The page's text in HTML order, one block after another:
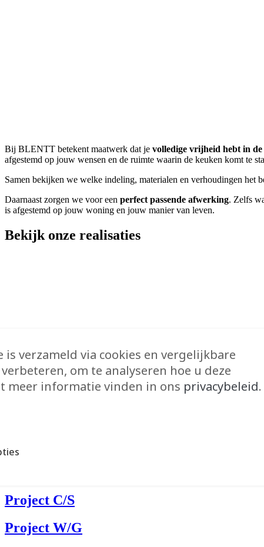
Bij BLENTT betekent maatwerk dat je volledige vrijheid hebt in
afgestemd op jouw wensen en de ruimte waarin de keuken komt te
Samen bekijken we welke indeling, materialen en verhoudingen het
Daarnaast zorgen we voor een perfect passende afwerking. Zelfs
is afgestemd op jouw woning en jouw manier van leven.
Bekijk onze realisaties
Project C/S
Project W/G
verzameld via cookies en vergelijkbare
om te analyseren hoe u deze
meer informatie vinden in ons privacybeleid.